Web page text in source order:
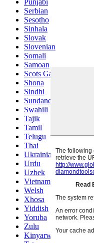
Punjabi
Serbian
Sesotho
Sinhala
Slovak
Slovenian
Somali
Samoan
Scots Gaelic
Shona
Sindhi
Sundanese
Swahili
Tajik
Tamil
Telugu
Thai
Ukrainian
Urdu
Uzbek
Vietnamese
Welsh
Xhosa
Yiddish
Yoruba
Zulu
Kinyarwanda